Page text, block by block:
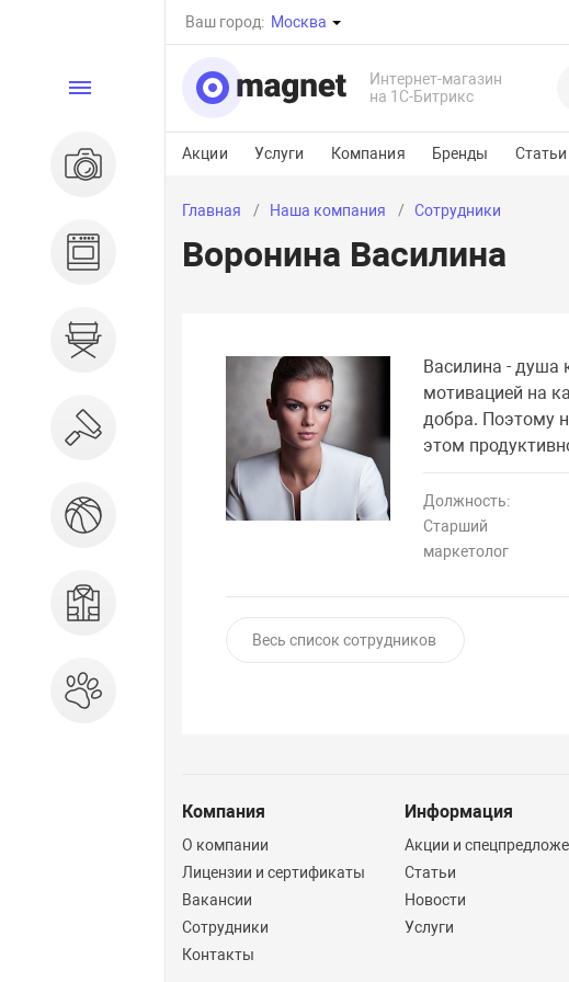
Ваш город: Москва
Интернет-магазин
на 1С-Битрикс
Акции Услуги Компания Бренды Статьи
Каталог
Электроника
Бытовая техника
Ремонт и строительство
Спорт и отдых
Одежда, обувь, аксессуары
Главная Наша компания Сотрудники
Воронина Василина
Василина - душа
мотивацией на
добра. Поэтому
этом
Должность:
Старший
маркетолог
Весь список сотрудников
Компания
О компании
Лицензии и сертификаты
Вакансии
Сотрудники
Контакты
Информация
Акции и
Статьи
Новости
Услуги